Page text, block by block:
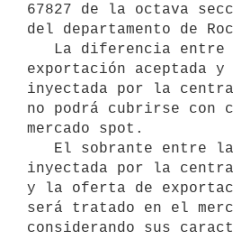
67827 de la octava
del departamento de
exportación aceptada
inyectada por la
no podrá cubrirse con
mercado spot.
inyectada por la
y la oferta de
será tratado en el